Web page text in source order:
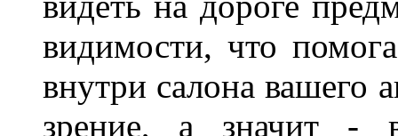
видимости, что
внутри салона вашего
зрение, а значит -